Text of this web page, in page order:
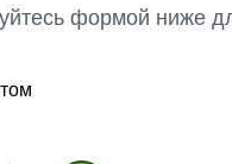
формой ниже